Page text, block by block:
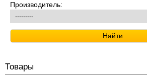
Производитель:
Товары